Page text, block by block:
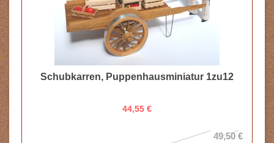
Schubkarren, Puppenhausminiatur 1zu12
44,55 €
49,50 €